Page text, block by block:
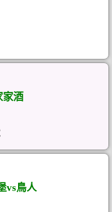
家酒
vs鳥人